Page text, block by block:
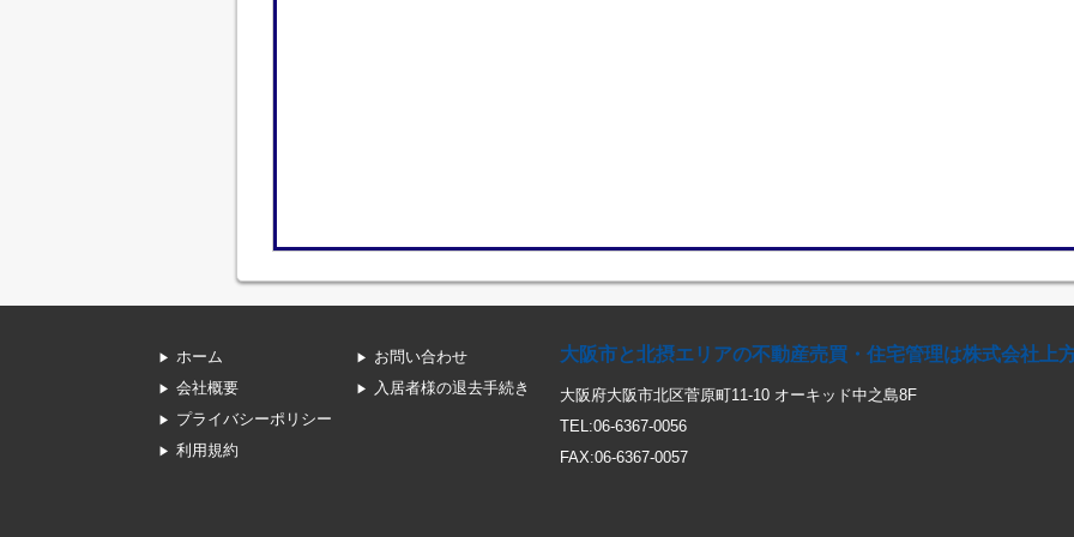
ホーム
会社概要
プライバシーポリシー
利用規約
お問い合わせ
入居者様の退去手続き
大阪市と北摂エリアの不動産売買・住宅管理は株式会社上
大阪府大阪市北区菅原町11-10 オーキッド中之島8F
TEL:06-6367-0056
FAX:06-6367-0057